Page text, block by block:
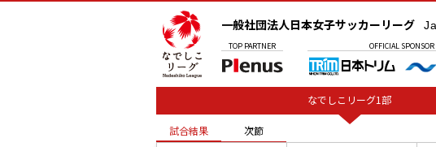
一般社団法人日本女子サッカーリーグ
TOP PARTNER OFFICIAL SPONSOR
なでしこリーグ1部
試合結果 次節